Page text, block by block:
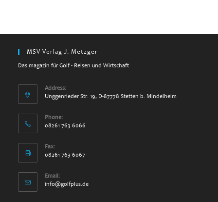
MSV-Verlag J. Metzger
Das magazin für Golf - Reisen und Wirtschaft
Address:
Unggenrieder Str. 19, D-87778 Stetten b. Mindelheim
Phone:
08261 763 6066
Fax:
08261 763 6067
Email:
info@golfplus.de